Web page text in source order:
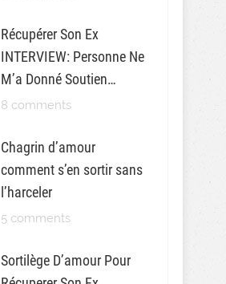
Récupérer Son Ex
INTERVIEW: Personne Ne
M’a Donné Soutien…
8 comments
Chagrin d’amour
comment s’en sortir sans
l’harceler
5 comments
Sortilège D’amour Pour